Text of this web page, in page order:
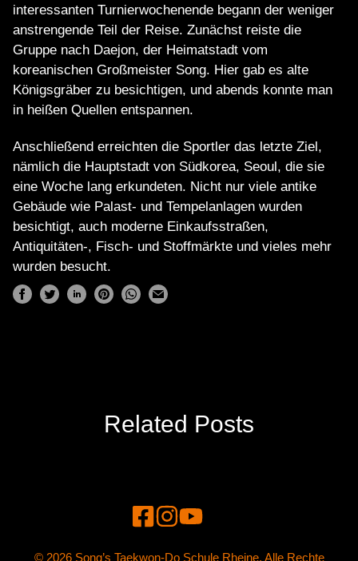
interessanten Turnierwochenende begann der weniger
anstrengende Teil der Reise. Zunächst reiste die
Gruppe nach Daejon, der Heimatstadt vom
koreanischen Großmeister Song. Hier gab es alte
Königsgräber zu besichtigen, und abends konnte man
in heißen Quellen entspannen.
Anschließend erreichten die Sportler das letzte Ziel,
nämlich die Hauptstadt von Südkorea, Seoul, die sie
eine Woche lang erkundeten. Nicht nur viele antike
Gebäude wie Palast- und Tempelanlagen wurden
besichtigt, auch moderne Einkaufsstraßen,
Antiquitäten-, Fisch- und Stoffmärkte und vieles mehr
wurden besucht.
Related Posts
© 2026 Song’s Taekwon-Do Schule Rheine. Alle Rechte